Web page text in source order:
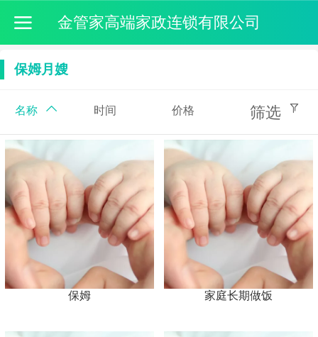
金管家高端家政连锁有限公司
保姆月嫂
名称 时间 价格 筛选
保姆 家庭长期做饭